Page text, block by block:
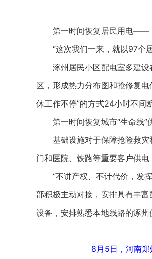
第一时间恢复居民用电——
“这次我们一来，就以97个居
涿州居民小区配电室多建设
区，形成热力分布图和抢修复
休工作不停”的方式24小时不间
第一时间恢复城市“生命线
基础设施对于保障抢险救灾
门和医院、铁路等重要客户供
“不讲产权、不计代价，发挥
部积极主动对接，安排具有丰
设备，安排熟悉本地线路的涿
8月5日，河南